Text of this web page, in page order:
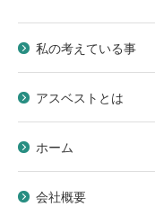
私の考えている事
アスベストとは
ホーム
会社概要